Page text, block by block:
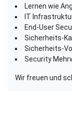
Lernen wie
IT
End-User
Sicherheits-
Sicherheits-
Security
Wir freuen und